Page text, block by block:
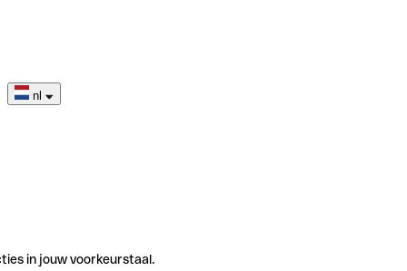
nl
in jouw voorkeurstaal.